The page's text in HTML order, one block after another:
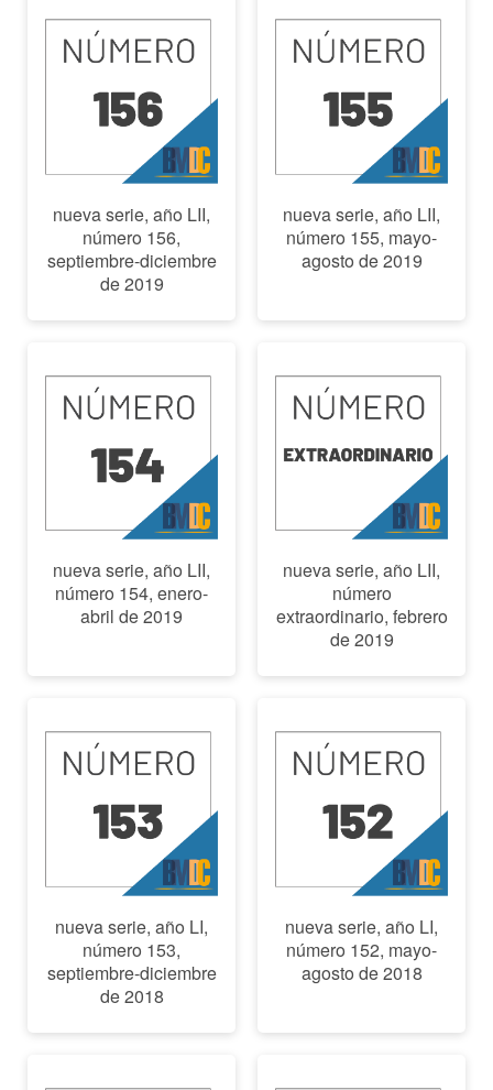
nueva serie, año LII,
número 156,
septiembre-diciembre
de 2019
nueva serie, año LII,
número 155, mayo-
agosto de 2019
nueva serie, año LII,
número 154, enero-
abril de 2019
nueva serie, año LII,
número
extraordinario, febrero
de 2019
nueva serie, año LI,
número 153,
septiembre-diciembre
de 2018
nueva serie, año LI,
número 152, mayo-
agosto de 2018